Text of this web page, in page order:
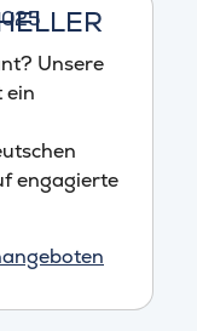
Unsere
ein
engagierte